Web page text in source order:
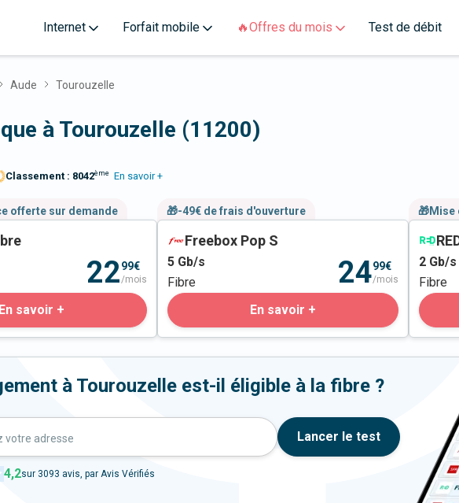
Internet Forfait mobile 🔥Offres du mois Test de débit
Aude Tourouzelle
à Tourouzelle (11200)
Classement : 8042ème En savoir +
offerte sur demande
2299€
/mois
En savoir +
🎁-49€ de frais d'ouverture
Freebox Pop S
5 Gb/s
Fibre
2499€
/mois
En savoir +
🎁Mise
2 Gb/s
Fibre
à Tourouzelle est-il éligible à la fibre ?
votre adresse Lancer le test
4,2sur 3093 avis, par Avis Vérifiés